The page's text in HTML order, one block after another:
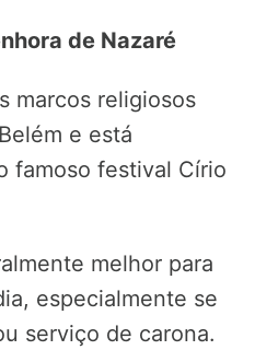
de Nazaré
marcos religiosos
e está
famoso festival Círio
melhor para
especialmente se
serviço de carona.